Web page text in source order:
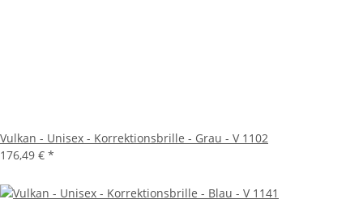
Vulkan - Unisex - Korrektionsbrille - Grau - V 1102
176,49 € *